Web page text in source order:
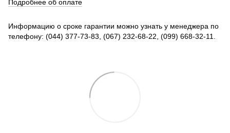
Подробнее об оплате
Информацию о сроке гарантии можно узнать у менеджера по
телефону: (044) 377-73-83, (067) 232-68-22, (099) 668-32-11.